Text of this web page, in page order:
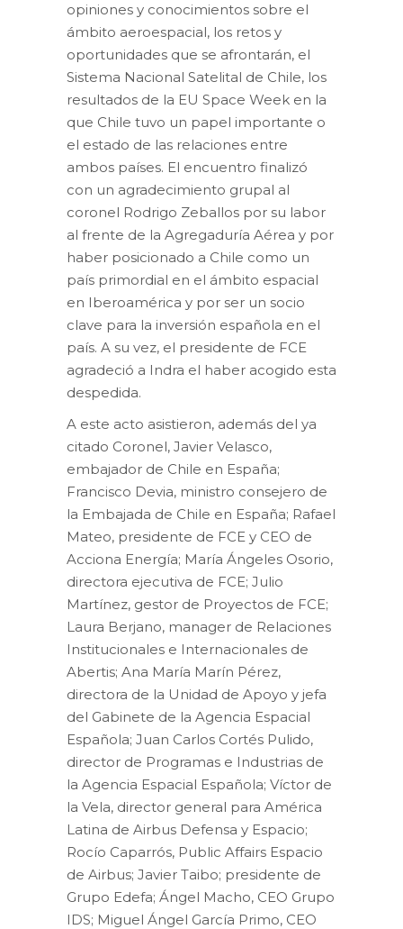
opiniones y conocimientos sobre el
ámbito aeroespacial, los retos y
oportunidades que se afrontarán, el
Sistema Nacional Satelital de Chile, los
resultados de la EU Space Week en la
que Chile tuvo un papel importante o
el estado de las relaciones entre
ambos países. El encuentro finalizó
con un agradecimiento grupal al
coronel Rodrigo Zeballos por su labor
al frente de la Agregaduría Aérea y por
haber posicionado a Chile como un
país primordial en el ámbito espacial
en Iberoamérica y por ser un socio
clave para la inversión española en el
país. A su vez, el presidente de FCE
agradeció a Indra el haber acogido esta
despedida.
A este acto asistieron, además del ya
citado Coronel, Javier Velasco,
embajador de Chile en España;
Francisco Devia, ministro consejero de
la Embajada de Chile en España; Rafael
Mateo, presidente de FCE y CEO de
Acciona Energía; María Ángeles Osorio,
directora ejecutiva de FCE; Julio
Martínez, gestor de Proyectos de FCE;
Laura Berjano, manager de Relaciones
Institucionales e Internacionales de
Abertis; Ana María Marín Pérez,
directora de la Unidad de Apoyo y jefa
del Gabinete de la Agencia Espacial
Española; Juan Carlos Cortés Pulido,
director de Programas e Industrias de
la Agencia Espacial Española; Víctor de
la Vela, director general para América
Latina de Airbus Defensa y Espacio;
Rocío Caparrós, Public Affairs Espacio
de Airbus; Javier Taibo; presidente de
Grupo Edefa; Ángel Macho, CEO Grupo
IDS; Miguel Ángel García Primo, CEO